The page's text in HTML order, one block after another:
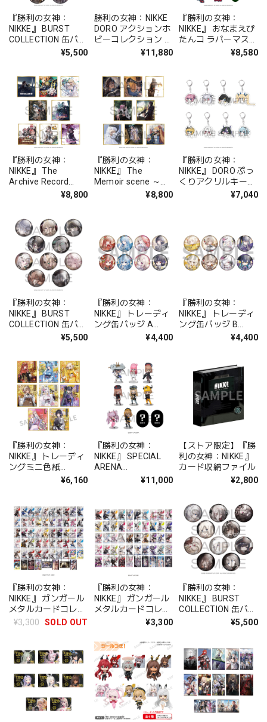
『勝利の女神：
NIKKE』 BURST
COLLECTION 缶バッ
ジ Vol.7 BOX 全10種
¥5,500
勝利の女神：NIKKE
DORO アクションホ
ビーコレクション ユ
ラユラ森 BOX¥11,880
『勝利の女神：
NIKKE』 おなまえぴ
たんコ ラバーマスコ
ット Vol.5 BOX 全10
¥8,580
『勝利の女神：
NIKKE』 The
Archive Record
vol.1 アクリルクリ
¥8,800
『勝利の女神：
NIKKE』 The
Memoir scene ～
chapter.00-14～ ア
¥8,800
『勝利の女神：
NIKKE』 DORO ぷっ
くりアクリルキーホ
ルダー BOX 全8種
¥7,040
『勝利の女神：
NIKKE』 BURST
COLLECTION 缶バッ
ジ Vol.6 BOX 全10種
¥5,500
『勝利の女神：
NIKKE』 トレーディ
ング缶バッジ A
BOX（NIKKE in 京
¥4,400
『勝利の女神：
NIKKE』 トレーディ
ング缶バッジ B
BOX（NIKKE in 京
¥4,400
『勝利の女神：
NIKKE』 トレーディ
ングミニ色紙
BOX（NIKKE in 京
都 はんなりスタン
¥6,160
『勝利の女神：
NIKKE』 SPECIAL
ARENA
COLLECTION Vol.1
¥11,000
【ストア限定】『勝
利の女神：NIKKE』
カード収納ファイル
¥2,800
『勝利の女神：
NIKKE』 ガンガール
メタルカードコレク
ション Vol.3 BOX
¥3,300 SOLD OUT
『勝利の女神：
NIKKE』 ガンガール
メタルカードコレク
ション Vol.1 BOX¥3,300
『勝利の女神：
NIKKE』 BURST
COLLECTION 缶バッ
ジ Vol.5 BOX 全10種
¥5,500